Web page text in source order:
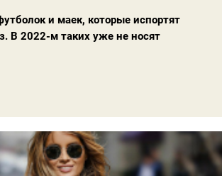
и маек, которые испортят
В 2022-м таких уже не носят